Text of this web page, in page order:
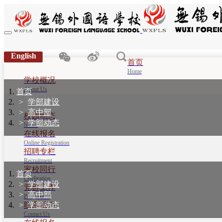
English
首页
Home
学校概况
About Us
学部建设
Department
校园动态
News
在线报名
Online Registration
招聘专栏
Recruitment
家校同行
Celebration
党群工作
Party work
联系我们
Contact Us
首页
学部建设
高中部
学部动态
首页
学部建设
高中部
学部动态